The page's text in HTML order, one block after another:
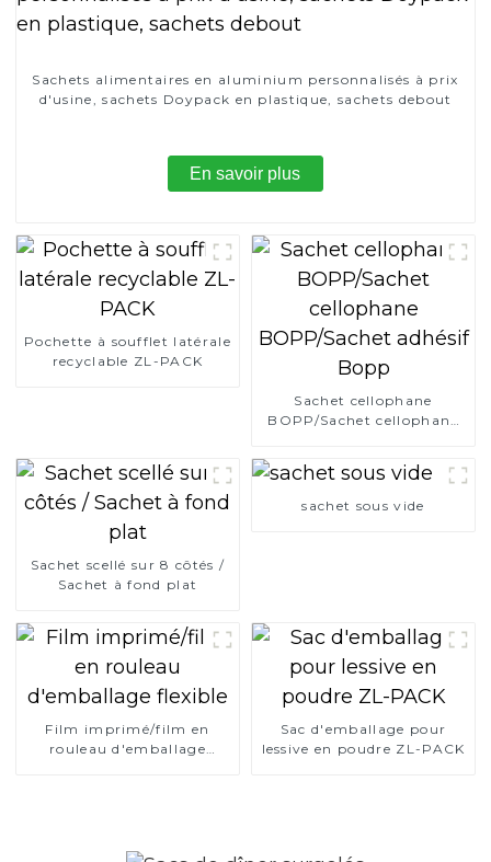
Sachets alimentaires en aluminium personnalisés à prix
d'usine, sachets Doypack en plastique, sachets debout
En savoir plus
Pochette à soufflet latérale
recyclable ZL-PACK
Sachet cellophane
BOPP/Sachet cellophane
Sachet scellé sur 8 côtés /
Sachet à fond plat
sachet sous vide
Film imprimé/film en
rouleau d'emballage
Sac d'emballage pour
lessive en poudre ZL-PACK